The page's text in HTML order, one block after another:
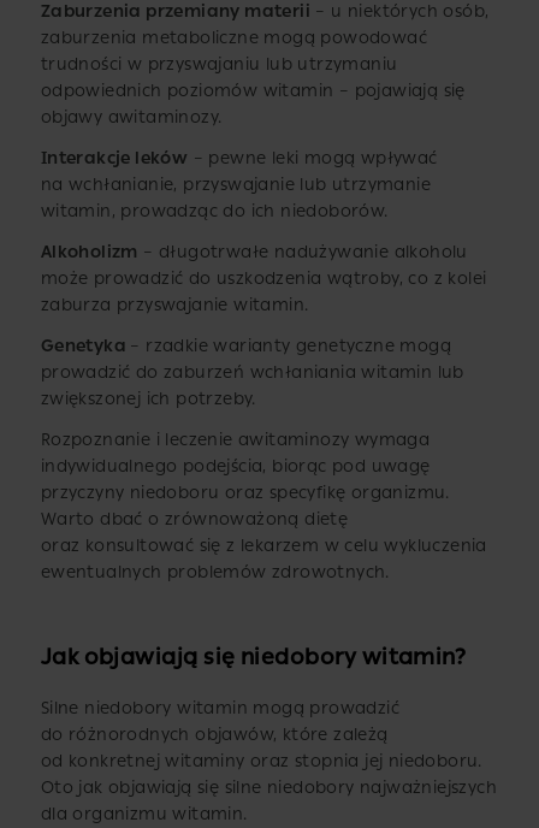
Zaburzenia przemiany materii – u niektórych osób,
zaburzenia metaboliczne mogą powodować
trudności w przyswajaniu lub utrzymaniu
odpowiednich poziomów witamin – pojawiają się
objawy awitaminozy.
Interakcje leków – pewne leki mogą wpływać
na wchłanianie, przyswajanie lub utrzymanie
witamin, prowadząc do ich niedoborów.
Alkoholizm – długotrwałe nadużywanie alkoholu
może prowadzić do uszkodzenia wątroby, co z kolei
zaburza przyswajanie witamin.
Genetyka – rzadkie warianty genetyczne mogą
prowadzić do zaburzeń wchłaniania witamin lub
zwiększonej ich potrzeby.
Rozpoznanie i leczenie awitaminozy wymaga
indywidualnego podejścia, biorąc pod uwagę
przyczyny niedoboru oraz specyfikę organizmu.
Warto dbać o zrównoważoną dietę
oraz konsultować się z lekarzem w celu wykluczenia
ewentualnych problemów zdrowotnych.
Jak objawiają się niedobory witamin?
Silne niedobory witamin mogą prowadzić
do różnorodnych objawów, które zależą
od konkretnej witaminy oraz stopnia jej niedoboru.
Oto jak objawiają się silne niedobory najważniejszych
dla organizmu witamin.